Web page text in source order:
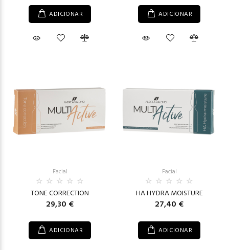
ADICIONAR ADICIONAR
Facial
TONE CORRECTION
29,30 €
ADICIONAR
Facial
HA HYDRA MOISTURE
27,40 €
ADICIONAR